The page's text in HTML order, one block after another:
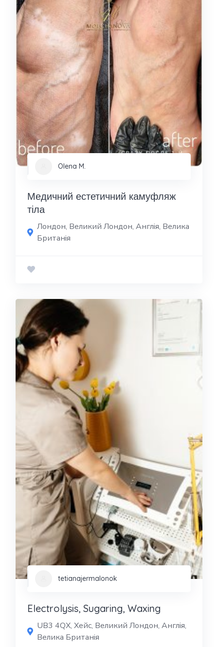
Olena M.
Медичний естетичний камуфляж
тіла
Лондон, Великий Лондон, Англія, Велика
Британія
tetianajermalonok
Electrolysis, Sugaring, Waxing
UB3 4QX, Хейс, Великий Лондон, Англія,
Велика Британія